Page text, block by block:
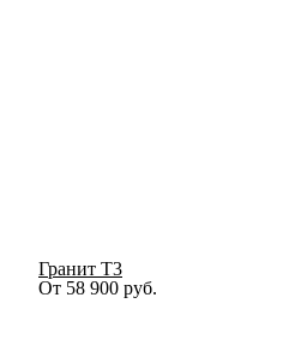
Гранит Т3
От 58 900 руб.